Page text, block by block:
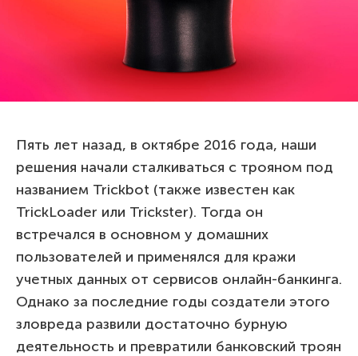
Пять лет назад, в октябре 2016 года, наши
решения начали сталкиваться с трояном под
названием Trickbot (также известен как
TrickLoader или Trickster). Тогда он
встречался в основном у домашних
пользователей и применялся для кражи
учетных данных от сервисов онлайн-банкинга.
Однако за последние годы создатели этого
зловреда развили достаточно бурную
деятельность и превратили банковский троян